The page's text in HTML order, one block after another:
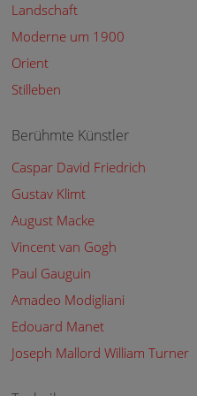
Landschaft
Moderne um 1900
Orient
Stilleben
Berühmte Künstler
Caspar David Friedrich
Gustav Klimt
August Macke
Vincent van Gogh
Paul Gauguin
Amadeo Modigliani
Edouard Manet
Joseph Mallord William Turner